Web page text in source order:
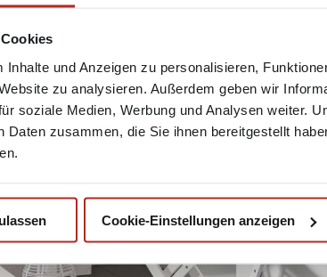
und Anzeigen zu personalisieren,
zu analysieren. Außerdem geben wir
soziale Medien, Werbung und Analysen weiter.
Daten zusammen, die Sie ihnen bereitgestellt
Cookie-Einstellungen anzeigen
Lounge-Gruppe für Ihre Terrasse. Statten
persönlichen Geschmack aus und genießen Sie
und Gartentische – Outdoor ganz natürlich